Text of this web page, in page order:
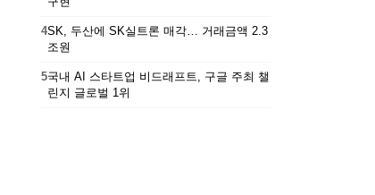
4SK, 두산에 SK실트론 매각… 거래금액 2.3
조원
5국내 AI 스타트업 비드래프트, 구글 주최 챌
린지 글로벌 1위